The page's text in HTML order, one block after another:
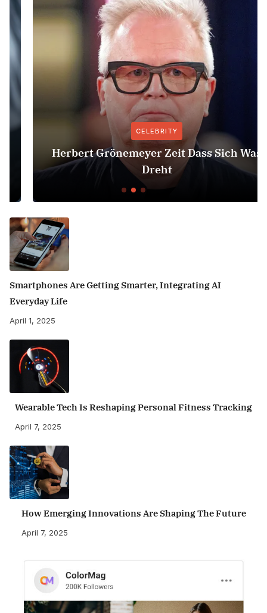
CELEBRITY
Herbert Grönemeyer Zeit Dass Sich Was
Dreht
Smartphones Are Getting Smarter, Integrating AI
Everyday Life
April 1, 2025
Wearable Tech Is Reshaping Personal Fitness Tracking
April 7, 2025
How Emerging Innovations Are Shaping The Future
April 7, 2025